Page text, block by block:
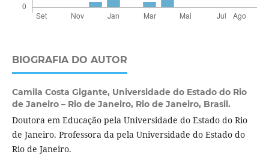
BIOGRAFIA DO AUTOR
Camila Costa Gigante, Universidade do Estado do Rio
de Janeiro – Rio de Janeiro, Rio de Janeiro, Brasil.
Doutora em Educação pela Universidade do Estado do Rio
de Janeiro. Professora da pela Universidade do Estado do
Rio de Janeiro.